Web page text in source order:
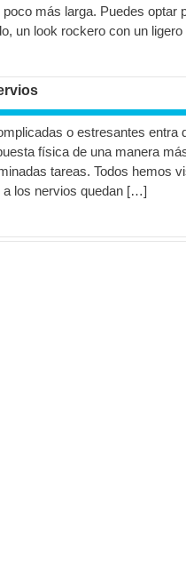
más larga. Puedes optar
un look rockero con un
o estresantes entra
física de una manera
tareas. Todos hemos
a los nervios quedan […]